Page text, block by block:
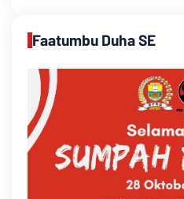
Faatumbu Duha SE